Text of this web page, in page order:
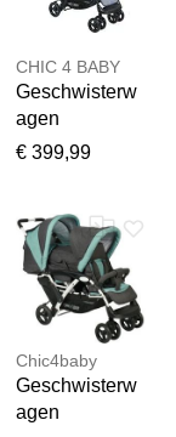
CHIC 4 BABY
Geschwisterw
agen
CHIC4BABY
Kinderwagen
Geschwisterw
agen, mit
feststellbaren
Doppelschwen
k-Vorderrädern
€ 399,99
Chic4baby
Geschwisterw
agen
vor
von